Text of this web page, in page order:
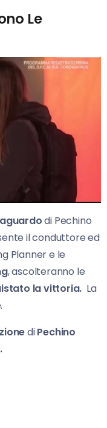
Le
di Pechino
il conduttore ed
Planner e le
, ascolteranno le
la vittoria. La
diPechino